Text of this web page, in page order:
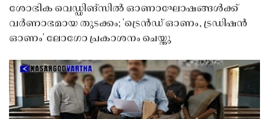
ശോഭിക വെഡ്ഡിങ്സിൽ ഓണാഘോഷങ്ങൾക്ക്
വർണാഭമായ തുടക്കം; 'ട്രെൻഡ് ഓണം, ട്രഡിഷൻ
ഓണം' ലോഗോ പ്രകാശനം ചെയ്തു